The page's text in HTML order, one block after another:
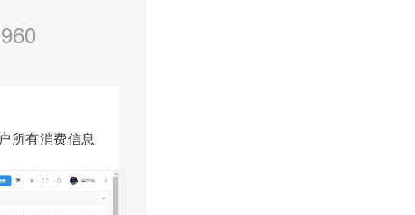
所有消费信息